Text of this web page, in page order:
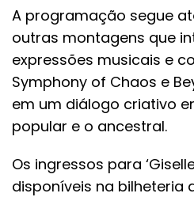
A programação segue
outras montagens que
expressões musicais e
Symphony of Chaos e
em um diálogo criativo
popular e o ancestral.
Os ingressos para
disponíveis na bilheteria